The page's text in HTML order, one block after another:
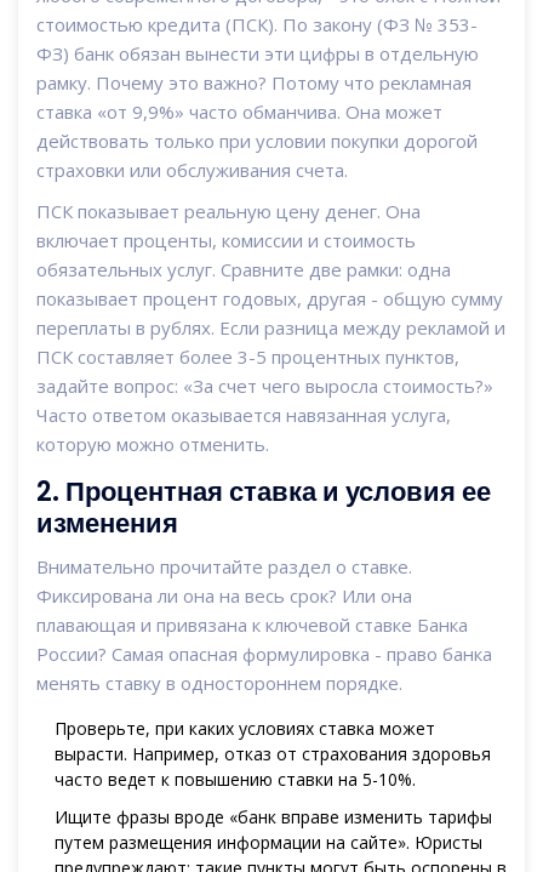
стоимостью кредита (ПСК). По закону (ФЗ № 353-
ФЗ) банк обязан вынести эти цифры в отдельную
рамку. Почему это важно? Потому что рекламная
ставка «от 9,9%» часто обманчива. Она может
действовать только при условии покупки дорогой
страховки или обслуживания счета.
ПСК показывает реальную цену денег. Она
включает проценты, комиссии и стоимость
обязательных услуг. Сравните две рамки: одна
показывает процент годовых, другая - общую сумму
переплаты в рублях. Если разница между рекламой и
ПСК составляет более 3-5 процентных пунктов,
задайте вопрос: «За счет чего выросла стоимость?»
Часто ответом оказывается навязанная услуга,
которую можно отменить.
2. Процентная ставка и условия ее
изменения
Внимательно прочитайте раздел о ставке.
Фиксирована ли она на весь срок? Или она
плавающая и привязана к ключевой ставке Банка
России? Самая опасная формулировка - право банка
менять ставку в одностороннем порядке.
Проверьте, при каких условиях ставка может
вырасти. Например, отказ от страхования здоровья
часто ведет к повышению ставки на 5-10%.
Ищите фразы вроде «банк вправе изменить тарифы
путем размещения информации на сайте». Юристы